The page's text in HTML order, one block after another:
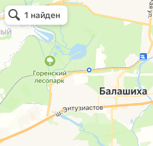
Планета кровли
Кровля и кровельные материалы в Балашихе
Окна в Балашихе